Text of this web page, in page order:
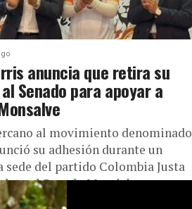
anuncia que retira su
Senado para apoyar a
al movimiento denominado
su adhesión durante un
sede del partido Colombia Justa
al Senado Mauricio...